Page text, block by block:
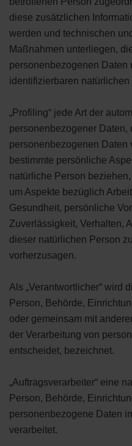
diese zusätzlichen
werden und technischen
Maßnahmen unterliegen,
personenbezogenen
identifizierbaren
„Profiling“ jede Art der
personenbezogener Daten,
personenbezogenen Daten
bestimmte persönliche
natürliche Person
um Aspekte bezüglich
Gesundheit, persönliche
Zuverlässigkeit, Verhalten,
dieser natürlichen Person
vorherzusagen.
Als „Verantwortlicher“ wird
Person, Behörde,
oder gemeinsam mit
der Verarbeitung von
entscheidet, bezeichnet.
„Auftragsverarbeiter“ eine
Person, Behörde,
personenbezogene Daten
verarbeitet.